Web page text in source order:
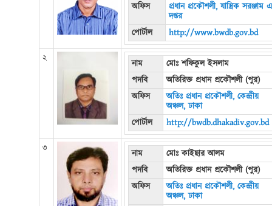
অফিস
প্রধান প্রকৌশলী, যান্ত্রিক সরঞ্জাম
দপ্তর
পোর্টাল
http://www.bwdb.gov.bd
২ নাম
মোঃ শফিকুল ইসলাম
পদবি
অতিরিক্ত প্রধান প্রকৌশলী (পুর)
অফিস
অতিঃ প্রধান প্রকৌশলী, কেন্দ্রীয়
অঞ্চল, ঢাকা
পোর্টাল
http://bwdb.dhakadiv.gov.bd
৩ নাম
মোঃ কাইছার আলম
পদবি
অতিরিক্ত প্রধান প্রকৌশলী (পুর)
অফিস
অতিঃ প্রধান প্রকৌশলী, কেন্দ্রীয়
অঞ্চল, ঢাকা